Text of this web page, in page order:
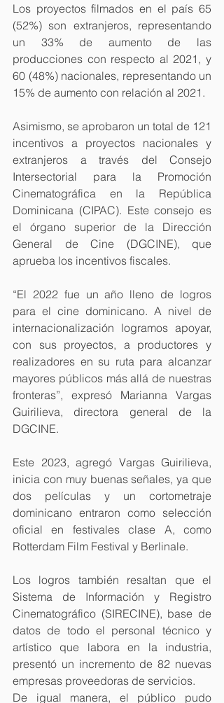
Los proyectos filmados en el país 65
(52%) son extranjeros, representando
un 33% de aumento de las
producciones con respecto al 2021, y
60 (48%) nacionales, representando un
15% de aumento con relación al 2021.
Asimismo, se aprobaron un total de 121
incentivos a proyectos nacionales y
extranjeros a través del Consejo
Intersectorial para la Promoción
Cinematográfica en la República
Dominicana (CIPAC). Este consejo es
el órgano superior de la Dirección
General de Cine (DGCINE), que
aprueba los incentivos fiscales.
“El 2022 fue un año lleno de logros
para el cine dominicano. A nivel de
internacionalización logramos apoyar,
con sus proyectos, a productores y
realizadores en su ruta para alcanzar
mayores públicos más allá de nuestras
fronteras”, expresó Marianna Vargas
Guirilieva, directora general de la
DGCINE.
Este 2023, agregó Vargas Guirilieva,
inicia con muy buenas señales, ya que
dos películas y un cortometraje
dominicano entraron como selección
oficial en festivales clase A, como
Rotterdam Film Festival y Berlinale.
Los logros también resaltan que el
Sistema de Información y Registro
Cinematográfico (SIRECINE), base de
datos de todo el personal técnico y
artístico que labora en la industria,
presentó un incremento de 82 nuevas
empresas proveedoras de servicios.
De igual manera, el público pudo